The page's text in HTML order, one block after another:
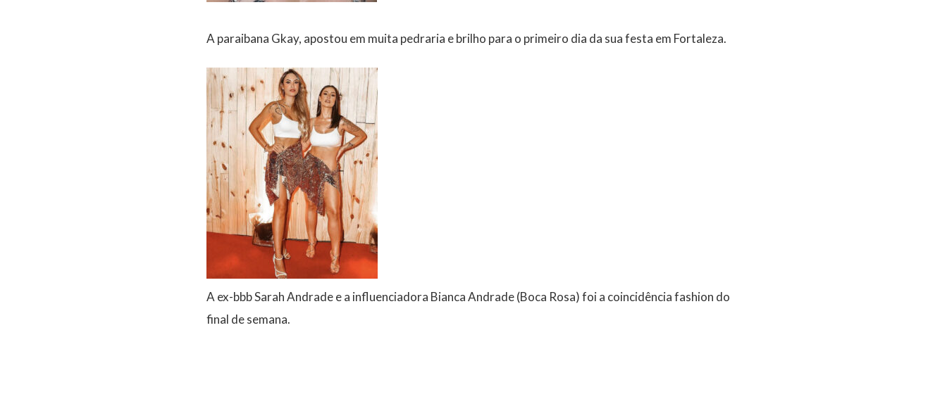
A paraibana Gkay, apostou em muita pedraria e brilho para o primeiro dia da sua festa em Fortaleza.
A ex-bbb Sarah Andrade e a influenciadora Bianca Andrade (Boca Rosa) foi a coincidência fashion do
final de semana.